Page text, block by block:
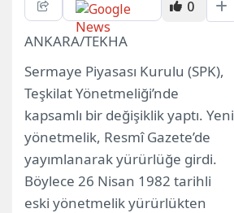
0
ANKARA/TEKHA
Sermaye Piyasası Kurulu (SPK),
Teşkilat Yönetmeliği’nde
kapsamlı bir değişiklik yaptı. Yeni
yönetmelik, Resmî Gazete’de
yayımlanarak yürürlüğe girdi.
Böylece 26 Nisan 1982 tarihli
eski yönetmelik yürürlükten